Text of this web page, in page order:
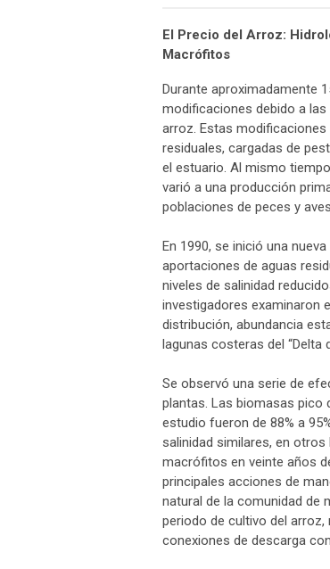
El Precio del Arroz:
Macrófitos
Durante aproximadamente
modificaciones debido a
arroz. Estas
residuales, cargadas de
el estuario. Al mismo
varió a una producción
poblaciones de peces y
En 1990, se inició una
aportaciones de aguas
niveles de salinidad
investigadores examinaron
distribución, abundancia
lagunas costeras del “Delta
Se observó una serie de
plantas. Las biomasas pico
estudio fueron de 88% a
salinidad similares, en
macrófitos en veinte años
principales acciones de
natural de la comunidad de
periodo de cultivo del
conexiones de descarga